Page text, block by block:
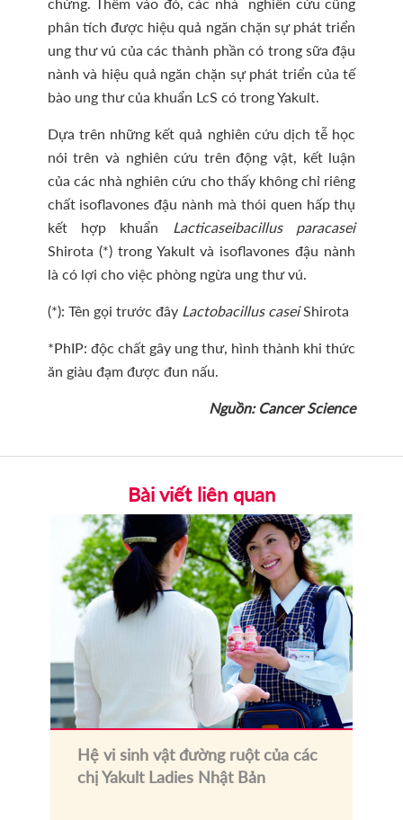
phân tích được hiệu quả ngăn chặn sự phát triển
ung thư vú của các thành phần có trong sữa đậu
nành và hiệu quả ngăn chặn sự phát triển của tế
bào ung thư của khuẩn LcS có trong Yakult.
Dựa trên những kết quả nghiên cứu dịch tễ học
nói trên và nghiên cứu trên động vật, kết luận
của các nhà nghiên cứu cho thấy không chỉ riêng
chất isoflavones đậu nành mà thói quen hấp thụ
kết hợp khuẩn Lacticaseibacillus paracasei
Shirota (*) trong Yakult và isoflavones đậu nành
là có lợi cho việc phòng ngừa ung thư vú.
(*): Tên gọi trước đâyLactobacillus caseiShirota
*PhIP: độc chất gây ung thư, hình thành khi thức
ăn giàu đạm được đun nấu.
Nguồn: Cancer Science
Bài viết liên quan
Hệ vi sinh vật đường ruột của các
chị Yakult Ladies Nhật Bản